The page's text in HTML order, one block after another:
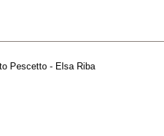
Pescetto - Elsa Riba